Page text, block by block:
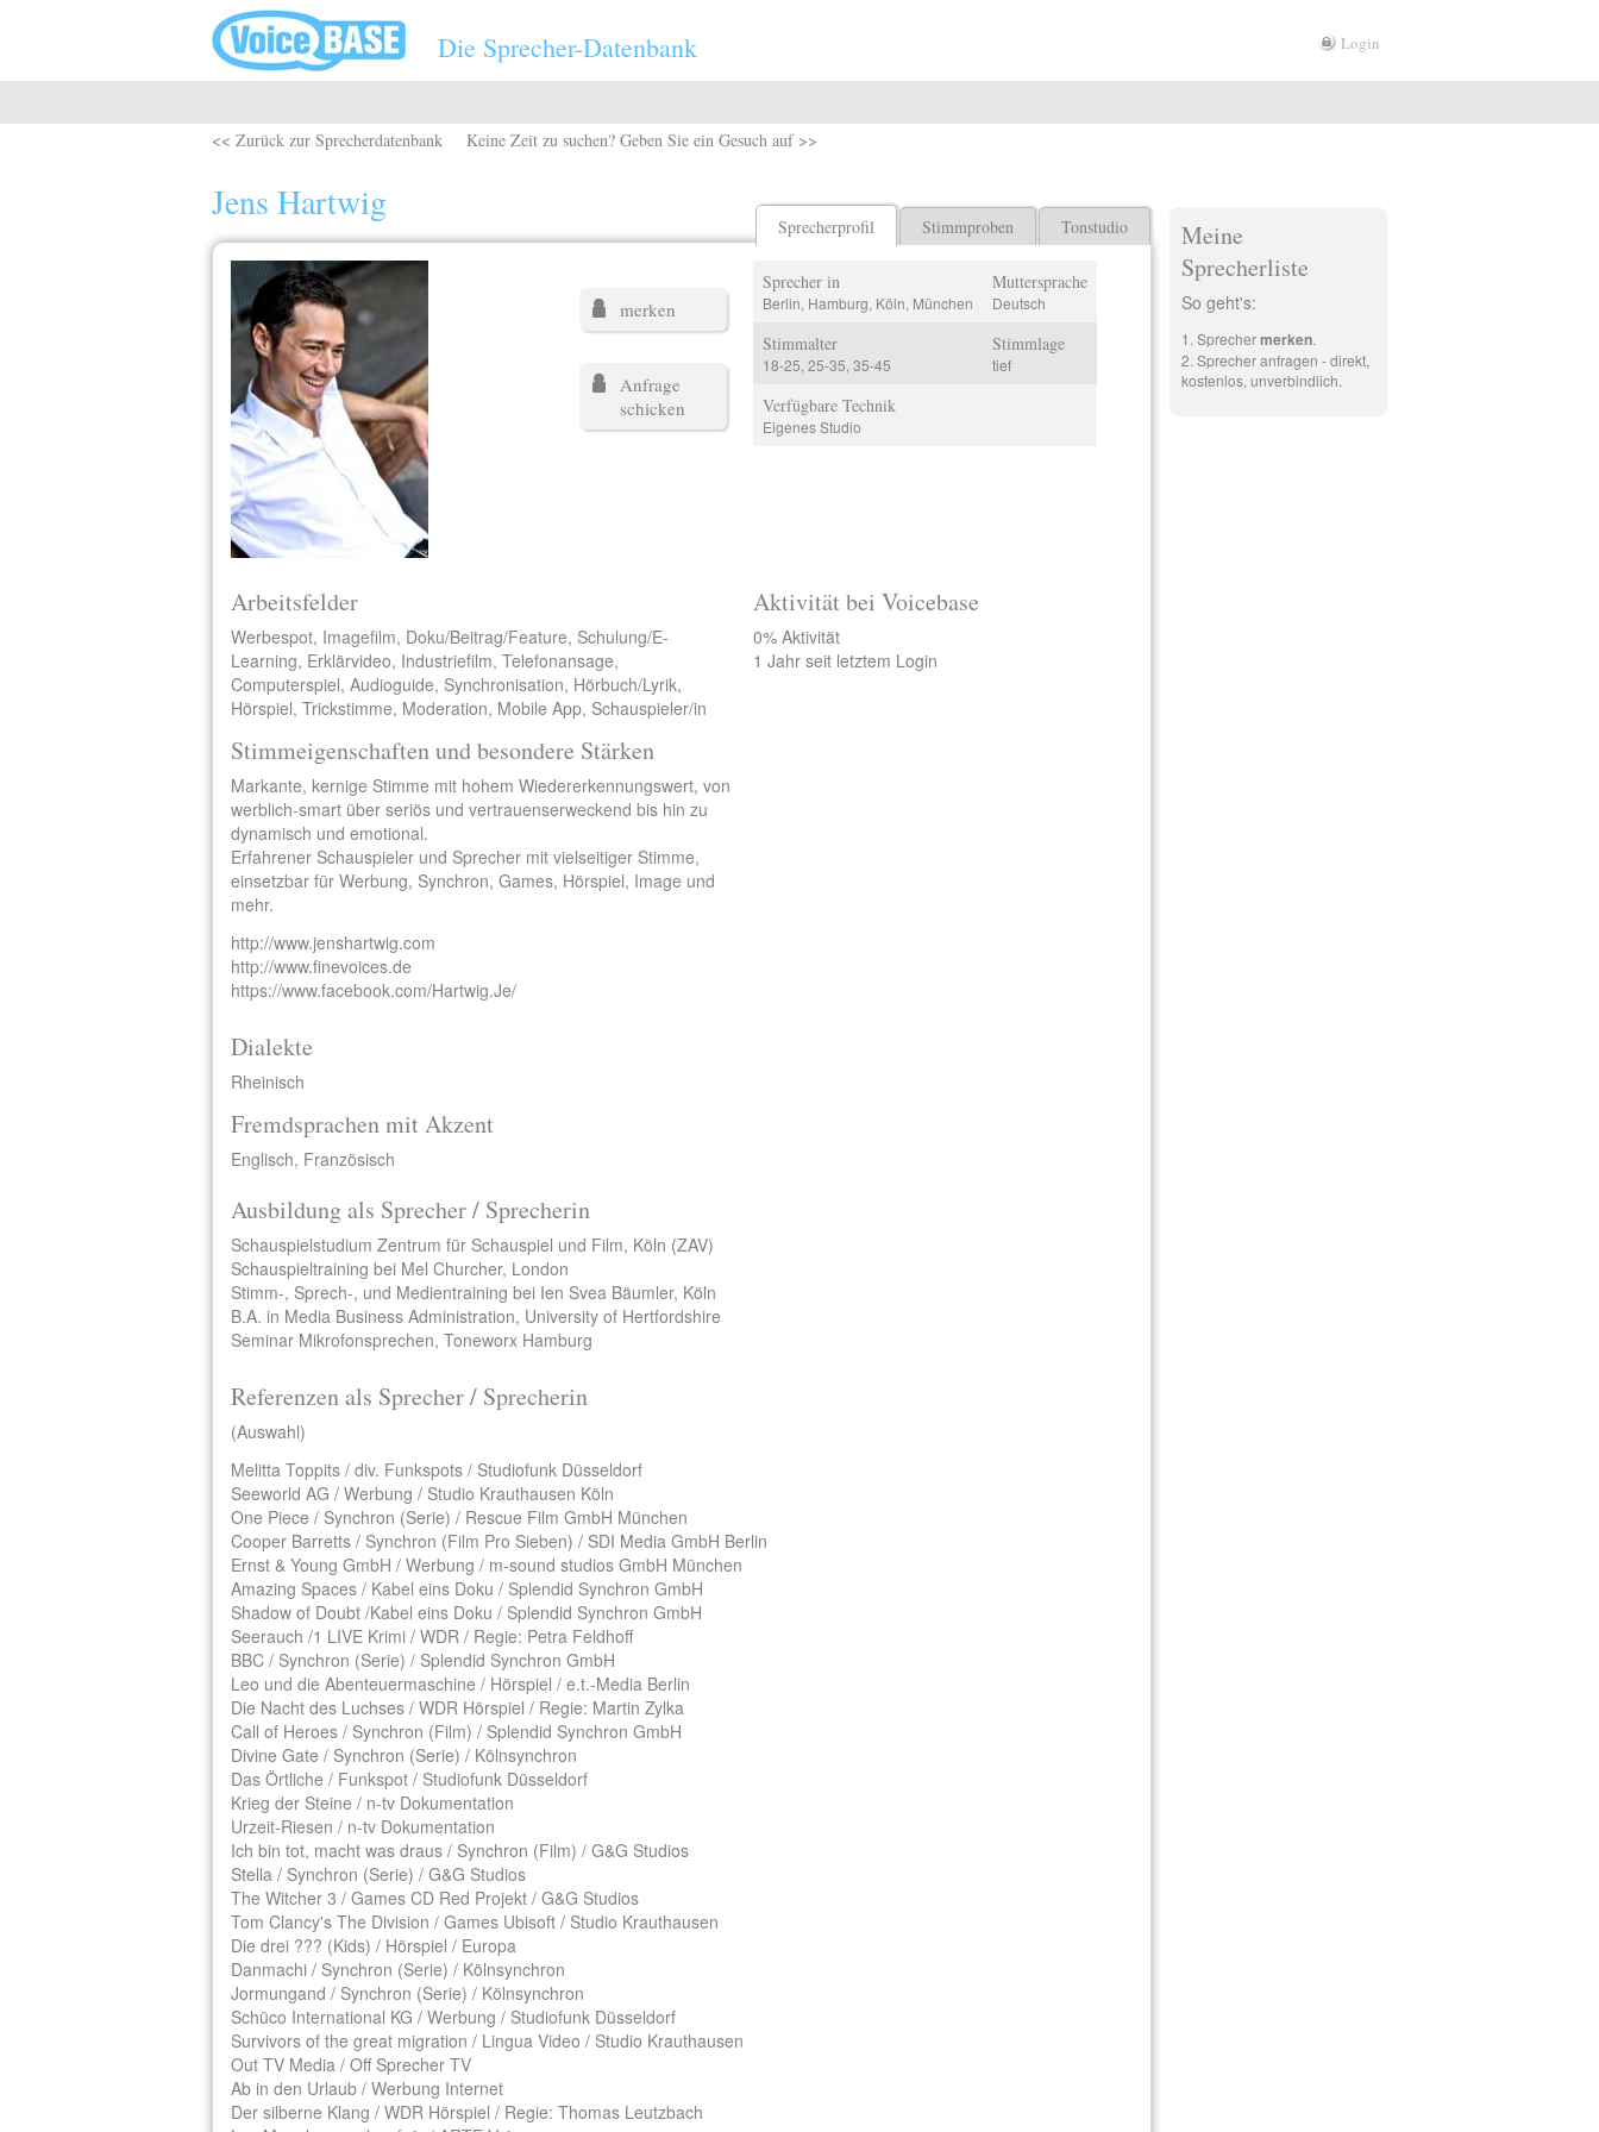
Die Sprecher-Datenbank Login
<< Zurück zur Sprecherdatenbank Keine Zeit zu suchen? Geben Sie ein Gesuch auf >>
Jens Hartwig
Sprecherprofil Stimmproben Tonstudio
merken
Anfrage
schicken
Sprecher in
Berlin, Hamburg, Köln, München
Muttersprache
Deutsch
Stimmalter
18-25, 25-35, 35-45
Stimmlage
tief
Verfügbare Technik
Eigenes Studio
Arbeitsfelder
Werbespot, Imagefilm, Doku/Beitrag/Feature, Schulung/E-
Learning, Erklärvideo, Industriefilm, Telefonansage,
Computerspiel, Audioguide, Synchronisation, Hörbuch/Lyrik,
Hörspiel, Trickstimme, Moderation, Mobile App, Schauspieler/in
Stimmeigenschaften und besondere Stärken
Markante, kernige Stimme mit hohem Wiedererkennungswert, von
werblich-smart über seriös und vertrauenserweckend bis hin zu
dynamisch und emotional.
Erfahrener Schauspieler und Sprecher mit vielseitiger Stimme,
einsetzbar für Werbung, Synchron, Games, Hörspiel, Image und
mehr.
http://www.jenshartwig.com
http://www.finevoices.de
https://www.facebook.com/Hartwig.Je/
Dialekte
Rheinisch
Fremdsprachen mit Akzent
Englisch, Französisch
Aktivität bei Voicebase
0% Aktivität
1 Jahr seit letztem Login
Ausbildung als Sprecher / Sprecherin
Schauspielstudium Zentrum für Schauspiel und Film, Köln (ZAV)
Schauspieltraining bei Mel Churcher, London
Stimm-, Sprech-, und Medientraining bei Ien Svea Bäumler, Köln
B.A. in Media Business Administration, University of Hertfordshire
Seminar Mikrofonsprechen, Toneworx Hamburg
Referenzen als Sprecher / Sprecherin
(Auswahl)
Melitta Toppits / div. Funkspots / Studiofunk Düsseldorf
Seeworld AG / Werbung / Studio Krauthausen Köln
One Piece / Synchron (Serie) / Rescue Film GmbH München
Cooper Barretts / Synchron (Film Pro Sieben) / SDI Media GmbH Berlin
Ernst & Young GmbH / Werbung / m-sound studios GmbH München
Amazing Spaces / Kabel eins Doku / Splendid Synchron GmbH
Shadow of Doubt /Kabel eins Doku / Splendid Synchron GmbH
Seerauch /1 LIVE Krimi / WDR / Regie: Petra Feldhoff
BBC / Synchron (Serie) / Splendid Synchron GmbH
Leo und die Abenteuermaschine / Hörspiel / e.t.-Media Berlin
Die Nacht des Luchses / WDR Hörspiel / Regie: Martin Zylka
Call of Heroes / Synchron (Film) / Splendid Synchron GmbH
Divine Gate / Synchron (Serie) / Kölnsynchron
Das Örtliche / Funkspot / Studiofunk Düsseldorf
Krieg der Steine / n-tv Dokumentation
Urzeit-Riesen / n-tv Dokumentation
Ich bin tot, macht was draus / Synchron (Film) / G&G Studios
Stella / Synchron (Serie) / G&G Studios
The Witcher 3 / Games CD Red Projekt / G&G Studios
Tom Clancy's The Division / Games Ubisoft / Studio Krauthausen
Die drei ??? (Kids) / Hörspiel / Europa
Danmachi / Synchron (Serie) / Kölnsynchron
Jormungand / Synchron (Serie) / Kölnsynchron
Schüco International KG / Werbung / Studiofunk Düsseldorf
Survivors of the great migration / Lingua Video / Studio Krauthausen
Out TV Media / Off Sprecher TV
Ab in den Urlaub / Werbung Internet
Der silberne Klang / WDR Hörspiel / Regie: Thomas Leutzbach
Meine
Sprecherliste
So geht's:
Sprechermerken.
Sprecher anfragen - direkt,
kostenlos, unverbindlich.